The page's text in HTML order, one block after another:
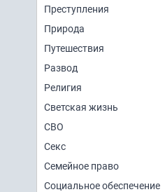
Преступления
Природа
Путешествия
Развод
Религия
Светская жизнь
СВО
Секс
Семейное право
Социальное обеспечение